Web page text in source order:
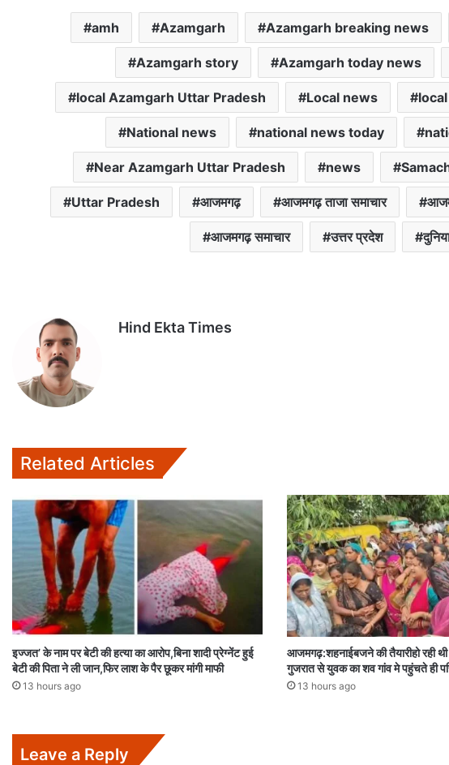
c
o
k
i
t
r
a
l
a
i
l
amh Azamgarh Azamgarh breaking news
Azamgarh story Azamgarh today news
local Azamgarh Uttar Pradesh Local news
National news national news today
Near Azamgarh Uttar Pradesh news
Uttar Pradesh आजमगढ़ आजमगढ़ ताजा समाचार
आजमगढ़ समाचार उत्तर प्रदेश
Hind Ekta Times
Related Articles
इज्जत’ के नाम पर बेटी की हत्या का आरोप,बिना शादी प्रेग्नेंट हुई
बेटी की पिता ने ली जान,फिर लाश के पैर छूकर मांगी माफी
13 hours ago
आजमगढ़:शहनाईबजने की तैयारीहो रही
गुजरात से युवक का शव गांव मे पहुंचते ही
13 hours ago
Leave a Reply